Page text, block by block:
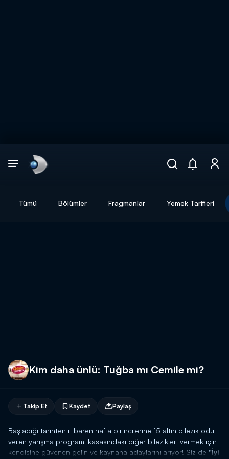
Tümü Bölümler Fragmanlar Yemek Tarifleri
Kim daha ünlü: Tuğba mı Cemile mi?
Takip Et Kaydet Paylaş
Başladığı tarihten itibaren hafta birincilerine 15 altın bilezik ödül
veren yarışma programı kasasındaki diğer bilezikleri vermek için
kendisine güvenen gelin ve kaynana adaylarını arıyor! Siz de "İyi